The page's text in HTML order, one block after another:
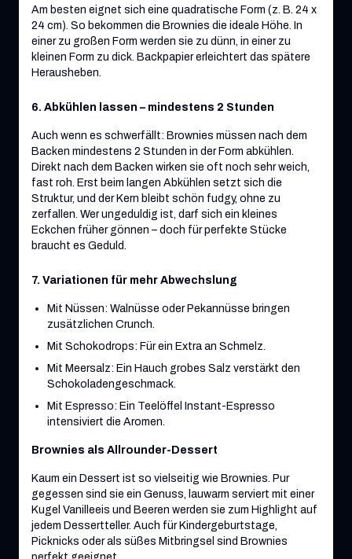
Am besten eignet sich eine quadratische Form (z. B. 24 x
24 cm). So bekommen die Brownies die ideale Höhe. In
einer zu großen Form werden sie zu dünn, in einer zu
kleinen Form zu dick. Backpapier erleichtert das spätere
Herausheben.
6. Abkühlen lassen – mindestens 2 Stunden
Auch wenn es schwerfällt: Brownies müssen nach dem
Backen mindestens 2 Stunden in der Form abkühlen.
Direkt nach dem Backen wirken sie oft noch sehr weich,
fast roh. Erst beim langen Abkühlen setzt sich die
Struktur, und der Kern bleibt schön fudgy, ohne zu
zerfallen. Wer ungeduldig ist, darf sich ein kleines
Eckchen früher gönnen – doch für perfekte Stücke
braucht es Geduld.
7. Variationen für mehr Abwechslung
Mit Nüssen: Walnüsse oder Pekannüsse bringen
zusätzlichen Crunch.
Mit Schokodrops: Für ein Extra an Schmelz.
Mit Meersalz: Ein Hauch grobes Salz verstärkt den
Schokoladengeschmack.
Mit Espresso: Ein Teelöffel Instant-Espresso
intensiviert die Aromen.
Brownies als Allrounder-Dessert
Kaum ein Dessert ist so vielseitig wie Brownies. Pur
gegessen sind sie ein Genuss, lauwarm serviert mit einer
Kugel Vanilleeis und Beeren werden sie zum Highlight auf
jedem Dessertteller. Auch für Kindergeburtstage,
Picknicks oder als süßes Mitbringsel sind Brownies